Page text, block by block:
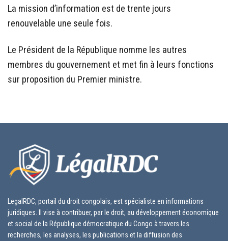
La mission d’information est de trente jours
renouvelable une seule fois.
Le Président de la République nomme les autres
membres du gouvernement et met fin à leurs fonctions
sur proposition du Premier ministre.
LegalRDC, portail du droit congolais, est spécialiste en informations
juridiques. Il vise à contribuer, par le droit, au développement économique
et social de la République démocratique du Congo à travers les
recherches, les analyses, les publications et la diffusion des